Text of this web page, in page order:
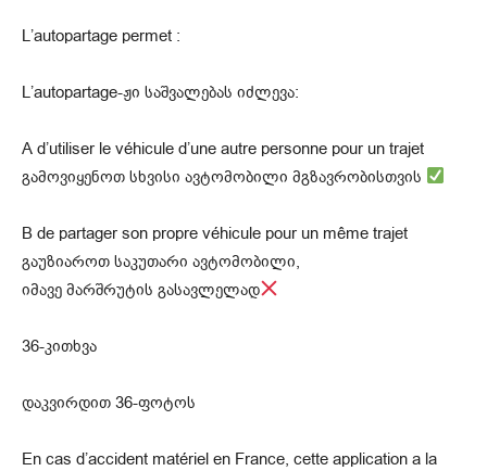
L’autopartage permet :
L’autopartage-ჟი საშვალებას იძლევა:
A d’utiliser le véhicule d’une autre personne pour un trajet
გამოვიყენოთ სხვისი ავტომობილი მგზავრობისთვის
B de partager son propre véhicule pour un même trajet
გაუზიაროთ საკუთარი ავტომობილი,
იმავე მარშრუტის გასავლელად
36-კითხვა
დაკვირდით 36-ფოტოს
En cas d’accident matériel en France, cette application a la